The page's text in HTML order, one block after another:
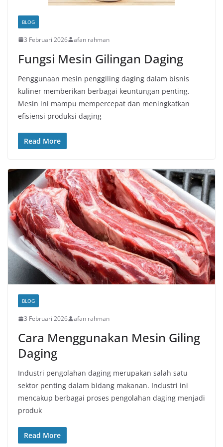
BLOG
3 Februari 2026 afan rahman
Fungsi Mesin Gilingan Daging
Penggunaan mesin penggiling daging dalam bisnis
kuliner memberikan berbagai keuntungan penting.
Mesin ini mampu mempercepat dan meningkatkan
efisiensi produksi daging
Read More
BLOG
3 Februari 2026 afan rahman
Cara Menggunakan Mesin Giling
Daging
Industri pengolahan daging merupakan salah satu
sektor penting dalam bidang makanan. Industri ini
mencakup berbagai proses pengolahan daging menjadi
produk
Read More